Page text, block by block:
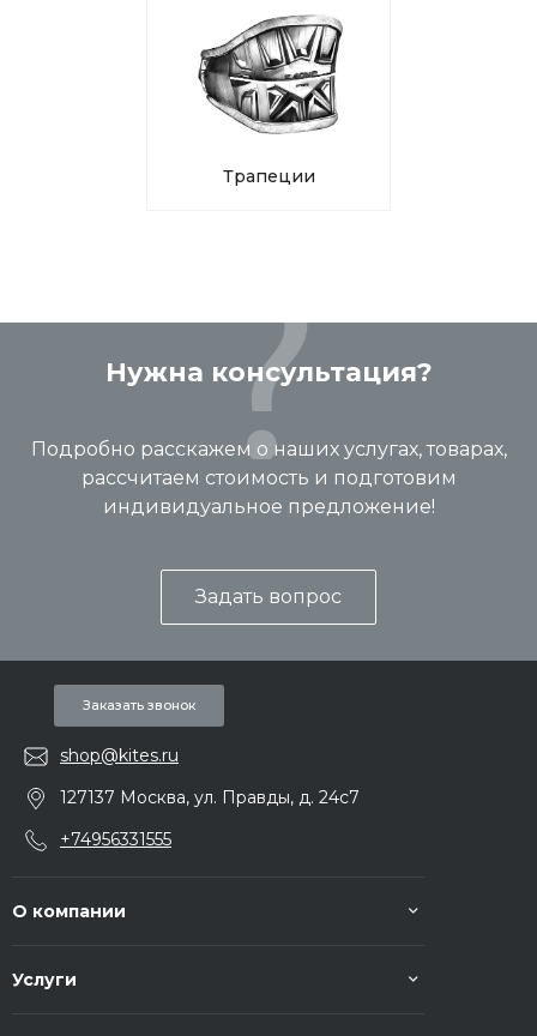
Трапеции
Нужна консультация?
Подробно расскажем о наших услугах, товарах,
рассчитаем стоимость и подготовим
индивидуальное предложение!
Задать вопрос
Заказать звонок
shop@kites.ru
127137 Москва, ул. Правды, д. 24с7
+74956331555
О компании
Услуги